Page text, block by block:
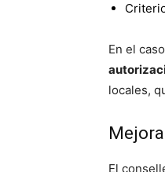
En el
locales,
El